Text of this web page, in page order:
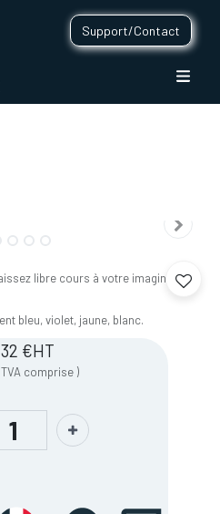
Support/Contact
libre cours à votre imagination !
bleu, violet, jaune, blanc.
€HT
TVA comprise )